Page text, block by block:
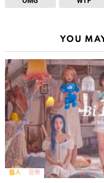
YOU
藝人 音樂